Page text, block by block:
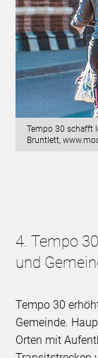
Tempo 30 schafft
Bruntlett,
4. Tempo
und
Tempo 30
Gemeinde.
Orten mit